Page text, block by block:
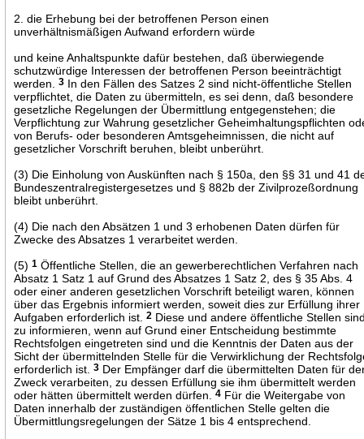
2. die Erhebung bei der betroffenen Person einen
unverhältnismäßigen Aufwand erfordern würde
und keine Anhaltspunkte dafür bestehen, daß überwiegende
schutzwürdige Interessen der betroffenen Person beeinträchtigt
werden.3 In den Fällen des Satzes 2 sind nicht-öffentliche Stellen
verpflichtet, die Daten zu übermitteln, es sei denn, daß besondere
gesetzliche Regelungen der Übermittlung entgegenstehen; die
Verpflichtung zur Wahrung gesetzlicher Geheimhaltungspflichten
von Berufs- oder besonderen Amtsgeheimnissen, die nicht auf
gesetzlicher Vorschrift beruhen, bleibt unberührt.
(3) Die Einholung von Auskünften nach § 150a, den §§ 31 und 41
Bundeszentralregistergesetzes und § 882b der Zivilprozeßordnung
bleibt unberührt.
(4) Die nach den Absätzen 1 und 3 erhobenen Daten dürfen für
Zwecke des Absatzes 1 verarbeitet werden.
(5)1 Öffentliche Stellen, die an gewerberechtlichen Verfahren nach
Absatz 1 Satz 1 auf Grund des Absatzes 1 Satz 2, des § 35 Abs. 4
oder einer anderen gesetzlichen Vorschrift beteiligt waren, können
über das Ergebnis informiert werden, soweit dies zur Erfüllung ihrer
Aufgaben erforderlich ist.2 Diese und andere öffentliche Stellen
zu informieren, wenn auf Grund einer Entscheidung bestimmte
Rechtsfolgen eingetreten sind und die Kenntnis der Daten aus der
Sicht der übermittelnden Stelle für die Verwirklichung der
erforderlich ist.3 Der Empfänger darf die übermittelten Daten für
Zweck verarbeiten, zu dessen Erfüllung sie ihm übermittelt werden
oder hätten übermittelt werden dürfen.4 Für die Weitergabe von
Daten innerhalb der zuständigen öffentlichen Stelle gelten die
Übermittlungsregelungen der Sätze 1 bis 4 entsprechend.